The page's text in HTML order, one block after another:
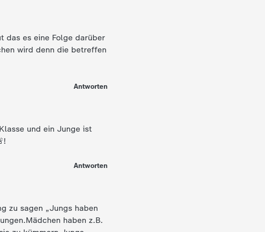
das es eine Folge darüber
wird denn die betreffen
Antworten
und ein Junge ist
Antworten
zu sagen „Jungs haben
haben z.B.